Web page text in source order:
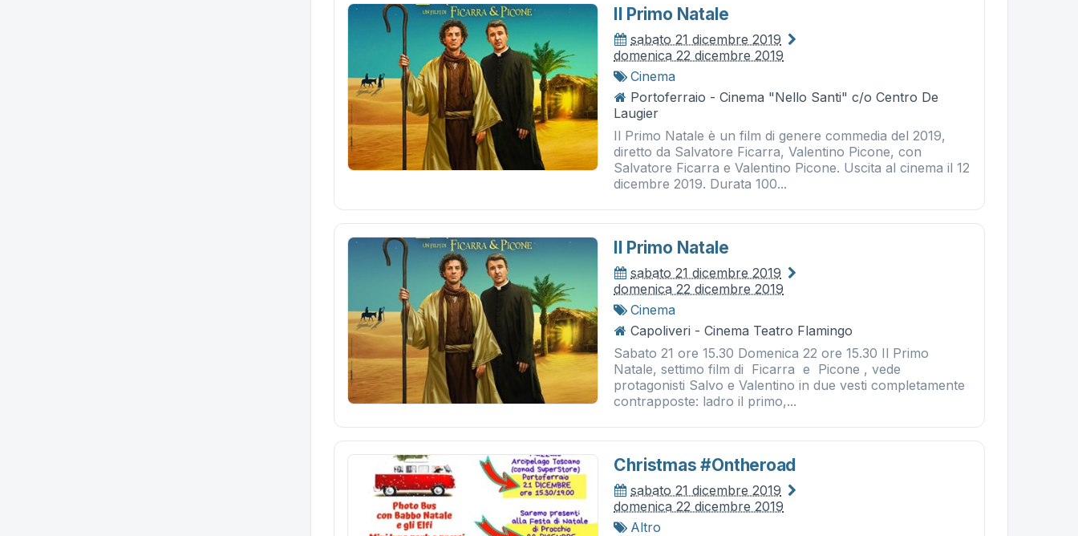
Il Primo Natale
sabato 21 dicembre 2019
domenica 22 dicembre 2019
Cinema
Portoferraio - Cinema "Nello Santi" c/o Centro De
Laugier
Il Primo Natale è un film di genere commedia del 2019,
diretto da Salvatore Ficarra, Valentino Picone, con
Salvatore Ficarra e Valentino Picone. Uscita al cinema il 12
dicembre 2019. Durata 100...
Il Primo Natale
sabato 21 dicembre 2019
domenica 22 dicembre 2019
Cinema
Capoliveri - Cinema Teatro Flamingo
Sabato 21 ore 15.30 Domenica 22 ore 15.30 Il Primo
Natale, settimo film di Ficarra e Picone , vede
protagonisti Salvo e Valentino in due vesti completamente
contrapposte: ladro il primo,...
Christmas #ontheroad
sabato 21 dicembre 2019
domenica 22 dicembre 2019
Altro